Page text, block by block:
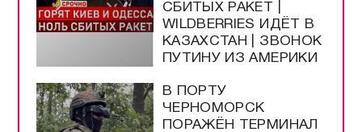
СБИТЫХ РАКЕТ |
WILDBERRIES ИДЁТ В
КАЗАХСТАН | ЗВОНОК
ПУТИНУ ИЗ АМЕРИКИ
В ПОРТУ
ЧЕРНОМОРСК
ПОРАЖЁН ТЕРМИНАЛ